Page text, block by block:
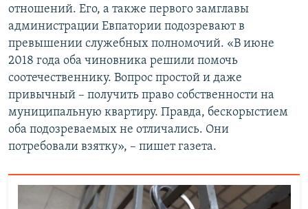
отношений. Его, а также первого замглавы
администрации Евпатории подозревают в
превышении служебных полномочий. «В июне
2018 года оба чиновника решили помочь
соотечественнику. Вопрос простой и даже
привычный – получить право собственности на
муниципальную квартиру. Правда, бескорыстием
оба подозреваемых не отличались. Они
потребовали взятку», – пишет газета.